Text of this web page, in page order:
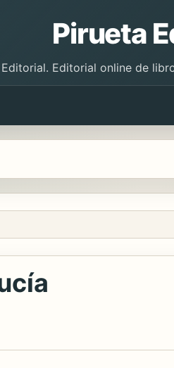
Pirueta
Editorial online de